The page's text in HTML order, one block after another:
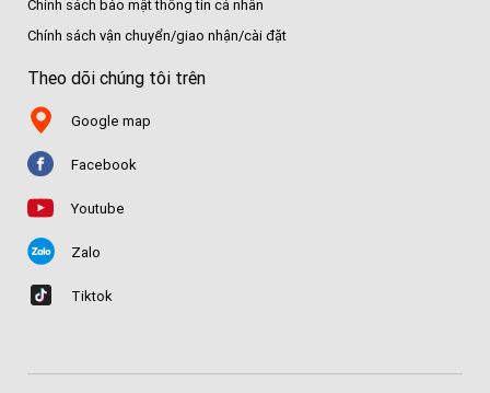
Chính sách bảo mật thông tin cá nhân
Chính sách vận chuyển/giao nhận/cài đặt
Theo dõi chúng tôi trên
Google map
Facebook
Youtube
Zalo
Tiktok